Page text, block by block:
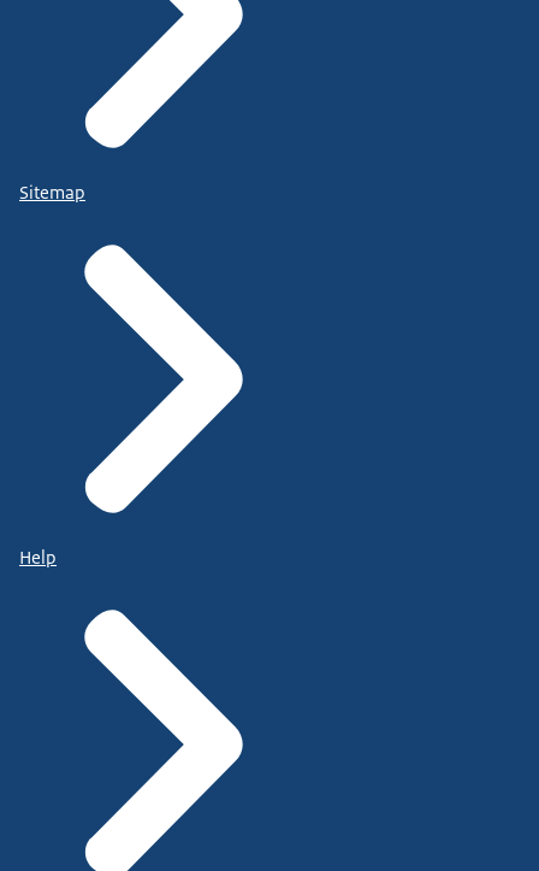
Sitemap
Help